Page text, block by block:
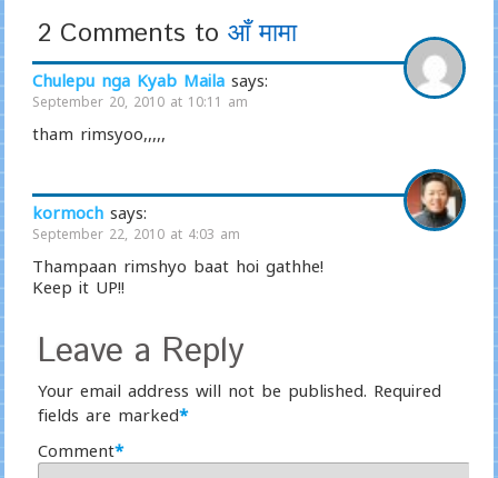
2 Comments to आँ मामा
Chulepu nga Kyab Maila says:
September 20, 2010 at 10:11 am
tham rimsyoo,,,,,
kormoch says:
September 22, 2010 at 4:03 am
Thampaan rimshyo baat hoi gathhe!
Keep it UP!!
Leave a Reply
Your email address will not be published. Required
fields are marked*
Comment*